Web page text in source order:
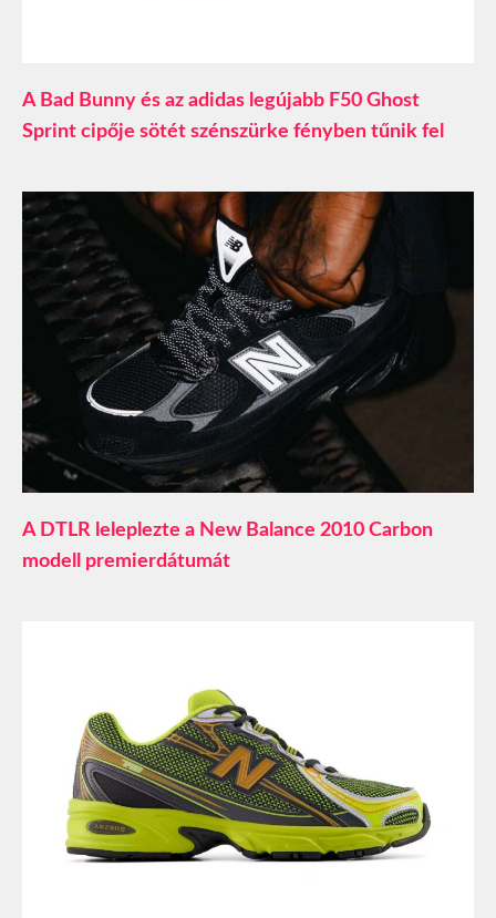
A Bad Bunny és az adidas legújabb F50 Ghost
Sprint cipője sötét szénszürke fényben tűnik fel
A DTLR leleplezte a New Balance 2010 Carbon
modell premierdátumát